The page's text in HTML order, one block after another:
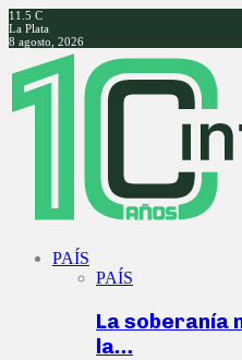
11.5 C
La Plata
8 agosto, 2026
Facebook
Twitter
Instagram
Youtube
PAÍS
PAÍS
La soberanía
la…